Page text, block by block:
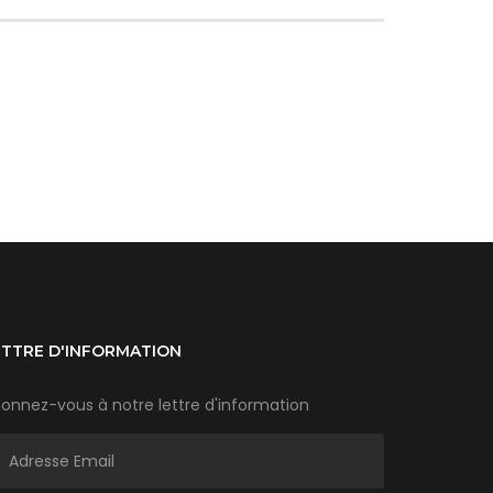
D'INFORMATION
vous à notre lettre d'information